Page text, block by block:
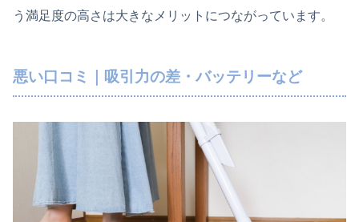
う満足度の高さは大きなメリットにつながっています。
悪い口コミ｜吸引力の差・バッテリーなど